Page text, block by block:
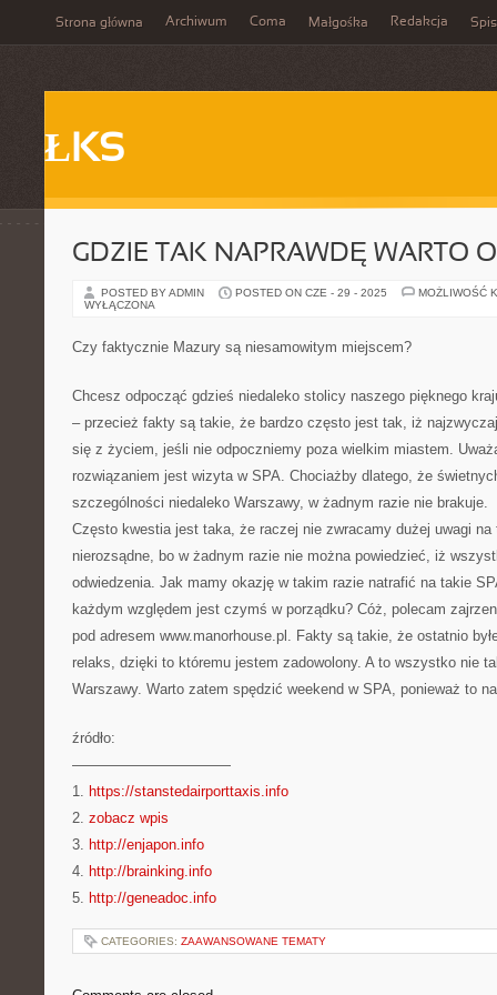
Strona główna Archiwum Coma Małgośka Redakcja
ŁKS
GDZIE TAK NAPRAWDĘ WARTO
POSTED BY ADMIN POSTED ON CZE - 29 - 2025
MOŻLIWOŚĆ
WYŁĄCZONA
Czy faktycznie Mazury są niesamowitym miejscem?
Chcesz odpocząć gdzieś niedaleko stolicy naszego pięknego
– przecież fakty są takie, że bardzo często jest tak, iż
się z życiem, jeśli nie odpoczniemy poza wielkim miastem.
rozwiązaniem jest wizyta w SPA. Chociażby dlatego, że
szczególności niedaleko Warszawy, w żadnym razie nie brakuje.
Często kwestia jest taka, że raczej nie zwracamy dużej uwagi na
nierozsądne, bo w żadnym razie nie można powiedzieć, iż
odwiedzenia. Jak mamy okazję w takim razie natrafić na takie
każdym względem jest czymś w porządku? Cóż, polecam
pod adresem www.manorhouse.pl. Fakty są takie, że ostatnio
relaks, dzięki to któremu jestem zadowolony. A to wszystko nie
Warszawy. Warto zatem spędzić weekend w SPA, ponieważ to
źródło:
———————————
1. https://stanstedairporttaxis.info
2. zobacz wpis
3. http://enjapon.info
4. http://brainking.info
5. http://geneadoc.info
CATEGORIES: ZAAWANSOWANE TEMATY